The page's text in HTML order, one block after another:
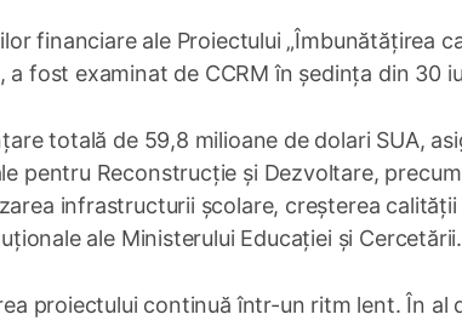
financiare ale Proiectului „Îmbunătățirea
fost examinat de CCRM în ședința din 30
totală de 59,8 milioane de dolari SUA,
pentru Reconstrucție și Dezvoltare,
infrastructurii școlare, creșterea
ale Ministerului Educației și Cercetării.
proiectului continuă într-un ritm lent. În al